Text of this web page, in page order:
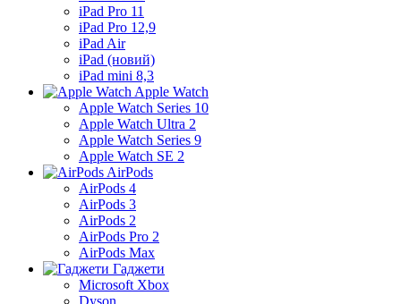
iPad Pro 11
iPad Pro 12,9
iPad Air
iPad (новий)
iPad mini 8,3
Apple Watch
Apple Watch Series 10
Apple Watch Ultra 2
Apple Watch Series 9
Apple Watch SE 2
AirPods
AirPods 4
AirPods 3
AirPods 2
AirPods Pro 2
AirPods Max
Гаджети
Microsoft Xbox
Dyson